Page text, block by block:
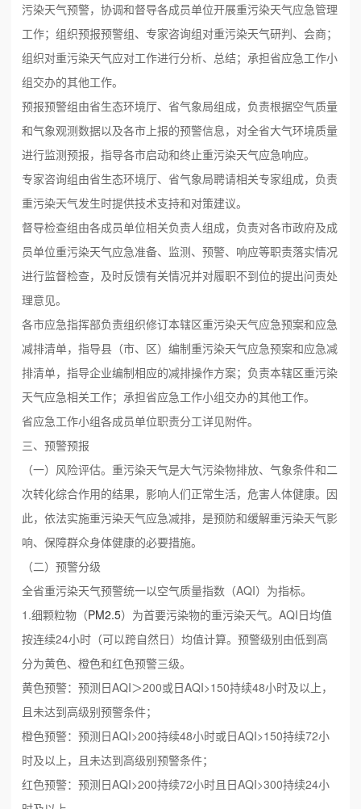
污染天气预警，协调和督导各成员单位开展重污染天气应急管理
工作；组织预报预警组、专家咨询组对重污染天气研判、会商；
组织对重污染天气应对工作进行分析、总结；承担省应急工作小
组交办的其他工作。
预报预警组由省生态环境厅、省气象局组成，负责根据空气质量
和气象观测数据以及各市上报的预警信息，对全省大气环境质量
进行监测预报，指导各市启动和终止重污染天气应急响应。
专家咨询组由省生态环境厅、省气象局聘请相关专家组成，负责
重污染天气发生时提供技术支持和对策建议。
督导检查组由各成员单位相关负责人组成，负责对各市政府及成
员单位重污染天气应急准备、监测、预警、响应等职责落实情况
进行监督检查，及时反馈有关情况并对履职不到位的提出问责处
理意见。
各市应急指挥部负责组织修订本辖区重污染天气应急预案和应急
减排清单，指导县（市、区）编制重污染天气应急预案和应急减
排清单，指导企业编制相应的减排操作方案；负责本辖区重污染
天气应急相关工作；承担省应急工作小组交办的其他工作。
省应急工作小组各成员单位职责分工详见附件。
三、预警预报
（一）风险评估。重污染天气是大气污染物排放、气象条件和二
次转化综合作用的结果，影响人们正常生活，危害人体健康。因
此，依法实施重污染天气应急减排，是预防和缓解重污染天气影
响、保障群众身体健康的必要措施。
（二）预警分级
全省重污染天气预警统一以空气质量指数（AQI）为指标。
1.细颗粒物（PM2.5）为首要污染物的重污染天气。AQI日均值
按连续24小时（可以跨自然日）均值计算。预警级别由低到高
分为黄色、橙色和红色预警三级。
黄色预警：预测日AQI＞200或日AQI>150持续48小时及以上，
且未达到高级别预警条件；
橙色预警：预测日AQI>200持续48小时或日AQI>150持续72小
时及以上，且未达到高级别预警条件；
红色预警：预测日AQI>200持续72小时且日AQI>300持续24小